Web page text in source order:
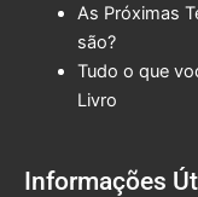
As Próximas
são?
Tudo o que
Livro
Informações